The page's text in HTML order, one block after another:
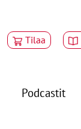
Tilaa
Podcastit